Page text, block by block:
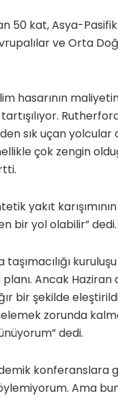
50 kat, Asya-
ve Orta
hasarının
sık uçan yolcular
çok zengin
yakıt karışımının
bir yol olabilir” dedi.
Ancak Haziran
bir şekilde
zorunda
dedi.
konferanslara
Ama